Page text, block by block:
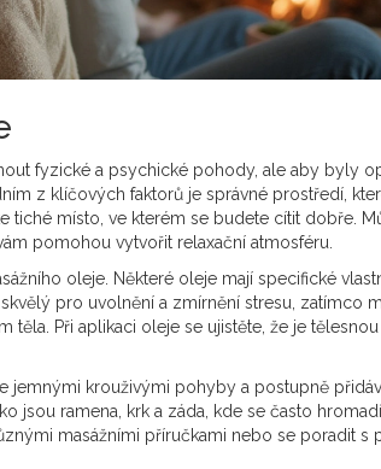
fyzické a psychické pohody, ale aby byly
z klíčových faktorů je správné prostředí,
tiché místo, ve kterém se budete cítit dobře.
pomohou vytvořit relaxační atmosféru.
oleje. Některé oleje mají specifické
pro uvolnění a zmírnění stresu, zatímco
Při aplikaci oleje se ujistěte, že je
jemnými krouživými pohyby a postupně
jsou ramena, krk a záda, kde se často
masážními příručkami nebo se poradit s